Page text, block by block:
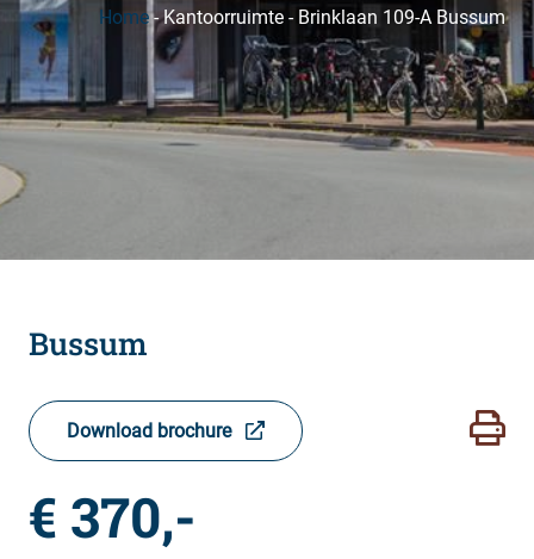
Home-Kantoorruimte - Brinklaan 109-A Bussum
Bussum
Download brochure
€ 370,-